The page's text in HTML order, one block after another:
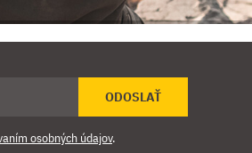
ODOSLAŤ
osobných údajov.